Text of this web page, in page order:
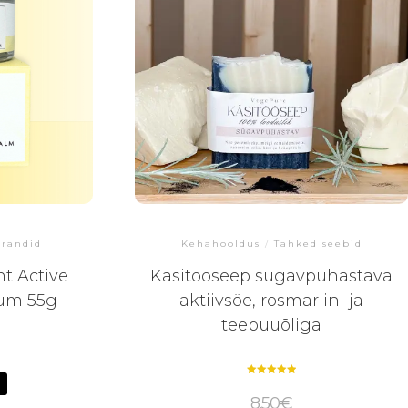
Active
55g
Kehahooldus / Tahked seebid
Käsitööseep sügavpuhastava
aktiivsöe, rosmariini ja
teepuuõliga
/ 5
8.50€